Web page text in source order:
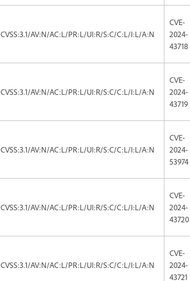
CVSS:3.1/AV:N/AC:L/PR:L/UI:R/S:C/C:L/I:L/A:N
CVE-
2024-
43718
CVSS:3.1/AV:N/AC:L/PR:L/UI:R/S:C/C:L/I:L/A:N
CVE-
2024-
43719
CVSS:3.1/AV:N/AC:L/PR:L/UI:R/S:C/C:L/I:L/A:N
CVE-
2024-
53974
CVSS:3.1/AV:N/AC:L/PR:L/UI:R/S:C/C:L/I:L/A:N
CVE-
2024-
43720
CVSS:3.1/AV:N/AC:L/PR:L/UI:R/S:C/C:L/I:L/A:N
CVE-
2024-
43721